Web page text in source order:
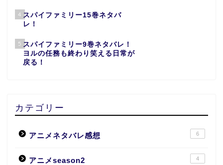
4 スパイファミリー15巻ネタバ
レ！
5 スパイファミリー9巻ネタバレ！
ヨルの任務も終わり笑える日常が
戻る！
カテゴリー
アニメネタバレ感想 6
アニメseason2 4